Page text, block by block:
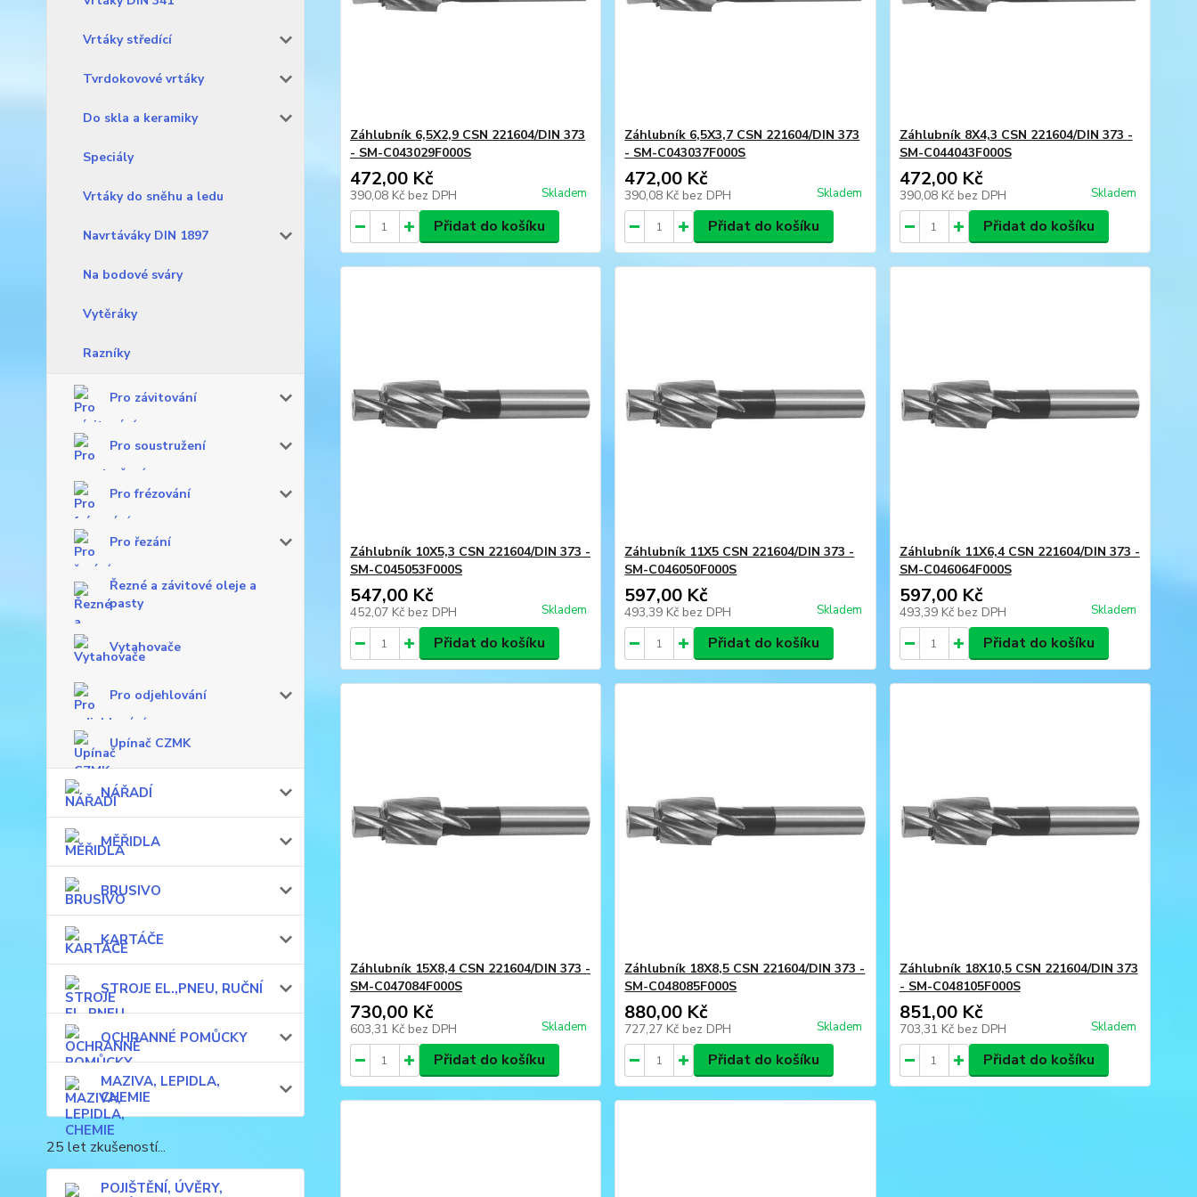
Vrtáky středící
Tvrdokovové vrtáky
Do skla a keramiky
Speciály
Vrtáky do sněhu a ledu
Navrtáváky DIN 1897
Na bodové sváry
Vytěráky
Razníky
Pro závitování
Pro soustružení
Pro frézování
Pro řezání
Řezné a závitové oleje a
pasty
Vytahovače
Pro odjehlování
Upínač CZMK
NÁŘADÍ
MĚŘIDLA
BRUSIVO
KARTÁČE
STROJE EL.,PNEU, RUČNÍ
OCHRANNÉ POMŮCKY
MAZIVA, LEPIDLA,
CHEMIE
25 let zkušeností...
POJIŠTĚNÍ, ÚVĚRY,
Záhlubník 6,5X2,9 CSN 221604/DIN 373
- SM-C043029F000S
472,00 Kč
390,08 Kč bez DPH Skladem
Přidat do košíku
Záhlubník 6,5X3,7 CSN 221604/DIN 373
- SM-C043037F000S
472,00 Kč
390,08 Kč bez DPH Skladem
Přidat do košíku
Záhlubník 8X4,3 CSN 221604/DIN 373 -
SM-C044043F000S
472,00 Kč
390,08 Kč bez DPH Skladem
Přidat do košíku
Záhlubník 10X5,3 CSN 221604/DIN 373 -
SM-C045053F000S
547,00 Kč
452,07 Kč bez DPH Skladem
Přidat do košíku
Záhlubník 11X5 CSN 221604/DIN 373 -
SM-C046050F000S
597,00 Kč
493,39 Kč bez DPH Skladem
Přidat do košíku
Záhlubník 11X6,4 CSN 221604/DIN 373 -
SM-C046064F000S
597,00 Kč
493,39 Kč bez DPH Skladem
Přidat do košíku
Záhlubník 15X8,4 CSN 221604/DIN 373 -
SM-C047084F000S
730,00 Kč
603,31 Kč bez DPH Skladem
Přidat do košíku
Záhlubník 18X8,5 CSN 221604/DIN 373 -
SM-C048085F000S
880,00 Kč
727,27 Kč bez DPH Skladem
Přidat do košíku
Záhlubník 18X10,5 CSN 221604/DIN 373
- SM-C048105F000S
851,00 Kč
703,31 Kč bez DPH Skladem
Přidat do košíku